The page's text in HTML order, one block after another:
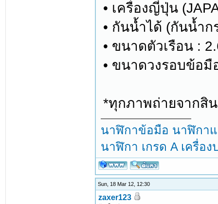
• เครื่องญี่ปุ่น
• กันน้ำได้ (กันน้ำ
• ขนาดตัวเรือน :
• ขนาดวงรอบข้อมื
*ทุกภาพถ่ายจากสิ
นาฬิกาข้อมือ นาฬิกา
นาฬิกา เกรด A เครื่อ
Sun, 18 Mar 12, 12:30
zaxer123